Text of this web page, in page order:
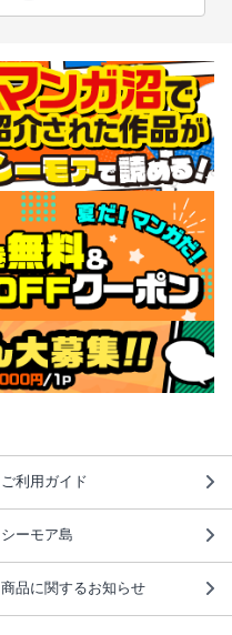
ご利用ガイド
シーモア島
商品に関するお知らせ